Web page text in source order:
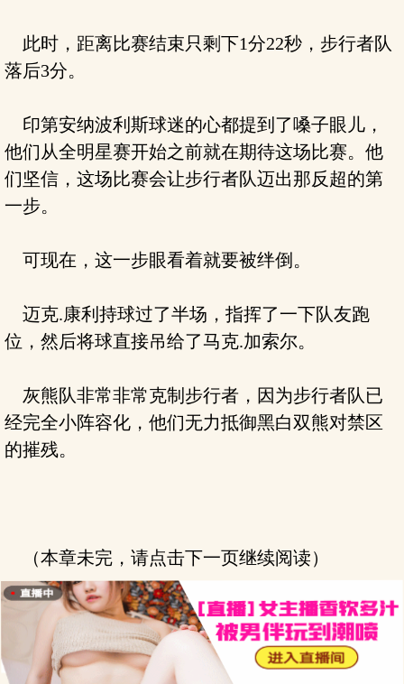
此时，距离比赛结束只剩下1分22秒，步行者队
落后3分。
印第安纳波利斯球迷的心都提到了嗓子眼儿，
他们从全明星赛开始之前就在期待这场比赛。他
们坚信，这场比赛会让步行者队迈出那反超的第
一步。
可现在，这一步眼看着就要被绊倒。
迈克.康利持球过了半场，指挥了一下队友跑
位，然后将球直接吊给了马克.加索尔。
灰熊队非常非常克制步行者，因为步行者队已
经完全小阵容化，他们无力抵御黑白双熊对禁区
的摧残。
（本章未完，请点击下一页继续阅读）